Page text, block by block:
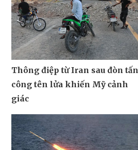
Thông điệp từ Iran sau đòn tấn
công tên lửa khiến Mỹ cảnh
giác